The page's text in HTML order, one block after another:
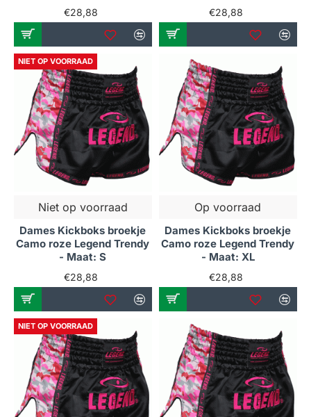
€28,88 €28,88
NIET OP VOORRAAD
Niet op voorraad
Dames Kickboks broekje
Camo roze Legend Trendy
- Maat: S
€28,88
Op voorraad
Dames Kickboks broekje
Camo roze Legend Trendy
- Maat: XL
€28,88
NIET OP VOORRAAD